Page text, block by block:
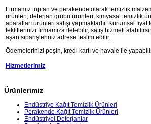
Firmamız toptan ve perakende olarak temizlik
ürünleri, deterjan grubu ürünleri, kimyasal temizlik
aparatları ürünleri satışı yapmaktadır. Kurumsal
tekliflerinizi firmamıza iletebilir, satış hizmeti
aşan siparişleriniz adrese teslim edilir.
Ödemelerinizi peşin, kredi kartı ve havale ile
Hizmetlerimiz
Ürünlerimiz
Endüstriye Kağıt Temizlik Ürünleri
Perakende Kağıt Temizlik Ürünleri
Endüstriyel Deterjanlar